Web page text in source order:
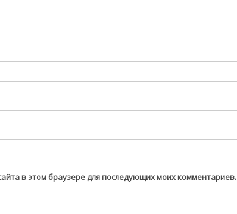
в этом браузере для последующих моих комментариев.